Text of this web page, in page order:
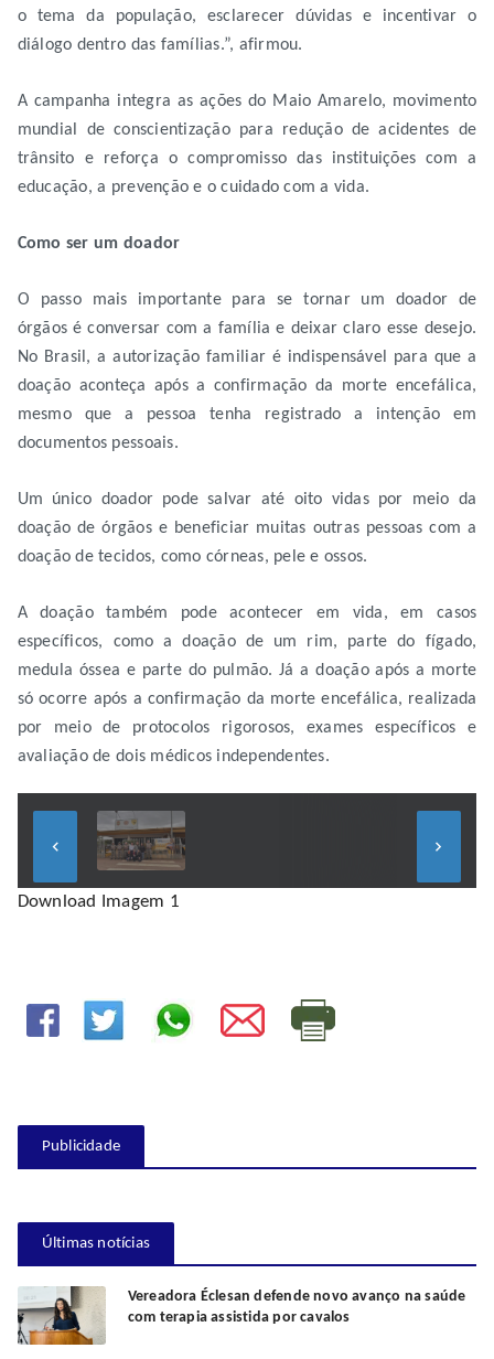
o tema da população, esclarecer dúvidas e incentivar o
diálogo dentro das famílias.”, afirmou.
A campanha integra as ações do Maio Amarelo, movimento
mundial de conscientização para redução de acidentes de
trânsito e reforça o compromisso das instituições com a
educação, a prevenção e o cuidado com a vida.
Como ser um doador
O passo mais importante para se tornar um doador de
órgãos é conversar com a família e deixar claro esse desejo.
No Brasil, a autorização familiar é indispensável para que a
doação aconteça após a confirmação da morte encefálica,
mesmo que a pessoa tenha registrado a intenção em
documentos pessoais.
Um único doador pode salvar até oito vidas por meio da
doação de órgãos e beneficiar muitas outras pessoas com a
doação de tecidos, como córneas, pele e ossos.
A doação também pode acontecer em vida, em casos
específicos, como a doação de um rim, parte do fígado,
medula óssea e parte do pulmão. Já a doação após a morte
só ocorre após a confirmação da morte encefálica, realizada
por meio de protocolos rigorosos, exames específicos e
avaliação de dois médicos independentes.
keyboard_arrow_left keyboard_arrow_right
Download Imagem 1
Publicidade
Últimas notícias
Vereadora Éclesan defende novo avanço na saúde
com terapia assistida por cavalos